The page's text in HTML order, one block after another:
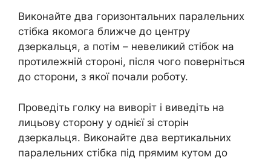
Виконайте два горизонтальних паралельних
стібка якомога ближче до центру
дзеркальця, а потім – невеликий стібок на
протилежній стороні, після чого поверніться
до сторони, з якої почали роботу.
Проведіть голку на виворіт і виведіть на
лицьову сторону у однієї зі сторін
дзеркальця. Виконайте два вертикальних
паралельних стібка під прямим кутом до